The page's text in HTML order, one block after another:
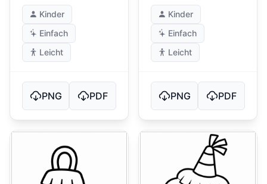
Kinder
Einfach
Leicht
PNG PDF
Kinder
Einfach
Leicht
PNG PDF